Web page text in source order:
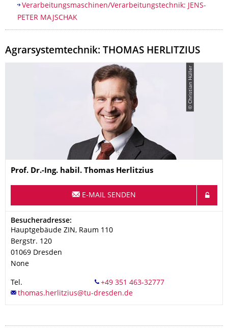
​Verarbeitungsmaschinen/Verarbeitungstechnik: JENS-
PETER MAJSCHAK
Agrarsystemtechnik: THOMAS HERLITZIUS
© Christian Hüller
Name
Prof. Dr.-Ing. habil. Thomas Herlitzius
E-MAIL SENDEN
Adresse
Besucheradresse:
Hauptgebäude ZIN, Raum 110
Bergstr. 120
01069 Dresden
None
Tel.